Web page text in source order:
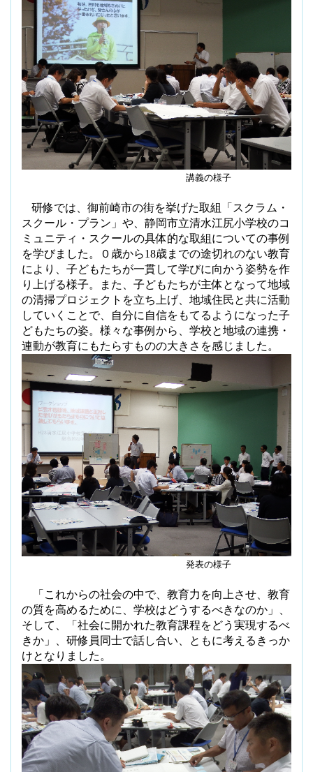
講義の様子
研修では、御前崎市の街を挙げた取組「スクラム・
スクール・プラン」や、静岡市立清水江尻小学校のコ
ミュニティ・スクールの具体的な取組についての事例
を学びました。０歳から18歳までの途切れのない教育
により、子どもたちが一貫して学びに向かう姿勢を作
り上げる様子。また、子どもたちが主体となって地域
の清掃プロジェクトを立ち上げ、地域住民と共に活動
していくことで、自分に自信をもてるようになった子
どもたちの姿。様々な事例から、学校と地域の連携・
連動が教育にもたらすものの大きさを感じました。
発表の様子
「これからの社会の中で、教育力を向上させ、教育
の質を高めるために、学校はどうするべきなのか」、
そして、「社会に開かれた教育課程をどう実現するべ
きか」、研修員同士で話し合い、ともに考えるきっか
けとなりました。